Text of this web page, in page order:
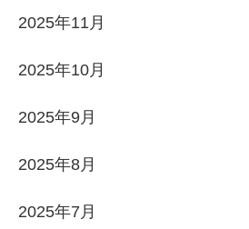
2025年11月
2025年10月
2025年9月
2025年8月
2025年7月